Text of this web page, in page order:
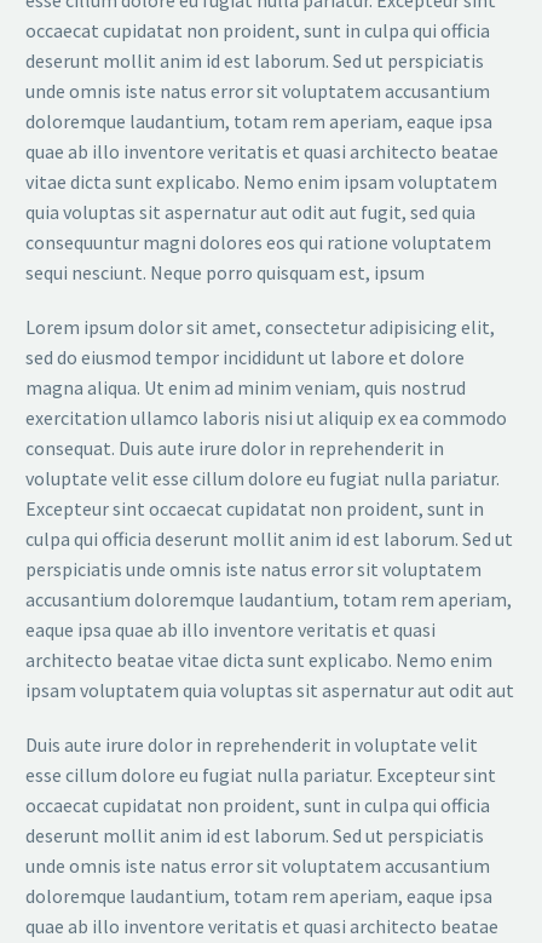
occaecat cupidatat non proident, sunt in culpa qui officia
deserunt mollit anim id est laborum. Sed ut perspiciatis
unde omnis iste natus error sit voluptatem accusantium
doloremque laudantium, totam rem aperiam, eaque ipsa
quae ab illo inventore veritatis et quasi architecto beatae
vitae dicta sunt explicabo. Nemo enim ipsam voluptatem
quia voluptas sit aspernatur aut odit aut fugit, sed quia
consequuntur magni dolores eos qui ratione voluptatem
sequi nesciunt. Neque porro quisquam est, ipsum
Lorem ipsum dolor sit amet, consectetur adipisicing elit,
sed do eiusmod tempor incididunt ut labore et dolore
magna aliqua. Ut enim ad minim veniam, quis nostrud
exercitation ullamco laboris nisi ut aliquip ex ea commodo
consequat. Duis aute irure dolor in reprehenderit in
voluptate velit esse cillum dolore eu fugiat nulla pariatur.
Excepteur sint occaecat cupidatat non proident, sunt in
culpa qui officia deserunt mollit anim id est laborum. Sed ut
perspiciatis unde omnis iste natus error sit voluptatem
accusantium doloremque laudantium, totam rem aperiam,
eaque ipsa quae ab illo inventore veritatis et quasi
architecto beatae vitae dicta sunt explicabo. Nemo enim
ipsam voluptatem quia voluptas sit aspernatur aut odit aut
Duis aute irure dolor in reprehenderit in voluptate velit
esse cillum dolore eu fugiat nulla pariatur. Excepteur sint
occaecat cupidatat non proident, sunt in culpa qui officia
deserunt mollit anim id est laborum. Sed ut perspiciatis
unde omnis iste natus error sit voluptatem accusantium
doloremque laudantium, totam rem aperiam, eaque ipsa
quae ab illo inventore veritatis et quasi architecto beatae